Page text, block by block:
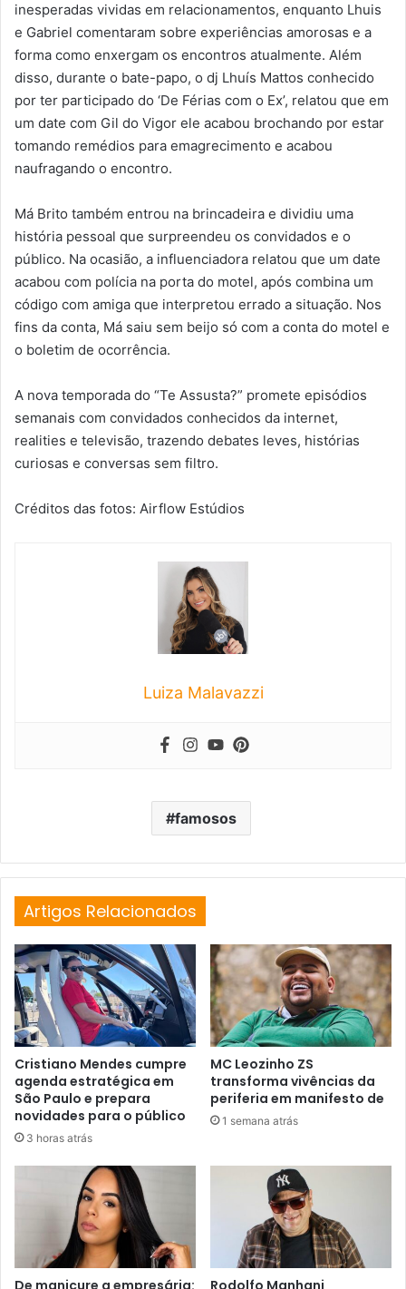
inesperadas vividas em relacionamentos, enquanto Lhuis
e Gabriel comentaram sobre experiências amorosas e a
forma como enxergam os encontros atualmente. Além
disso, durante o bate-papo, o dj Lhuís Mattos conhecido
por ter participado do ‘De Férias com o Ex’, relatou que em
um date com Gil do Vigor ele acabou brochando por estar
tomando remédios para emagrecimento e acabou
naufragando o encontro.
Má Brito também entrou na brincadeira e dividiu uma
história pessoal que surpreendeu os convidados e o
público. Na ocasião, a influenciadora relatou que um date
acabou com polícia na porta do motel, após combina um
código com amiga que interpretou errado a situação. Nos
fins da conta, Má saiu sem beijo só com a conta do motel e
o boletim de ocorrência.
A nova temporada do “Te Assusta?” promete episódios
semanais com convidados conhecidos da internet,
realities e televisão, trazendo debates leves, histórias
curiosas e conversas sem filtro.
Créditos das fotos: Airflow Estúdios
Luiza Malavazzi
famosos
Artigos Relacionados
Cristiano Mendes cumpre
agenda estratégica em
São Paulo e prepara
novidades para o público
3 horas atrás
MC Leozinho ZS
transforma vivências da
periferia em manifesto de
1 semana atrás
De manicure a empresária: Rodolfo Manhani